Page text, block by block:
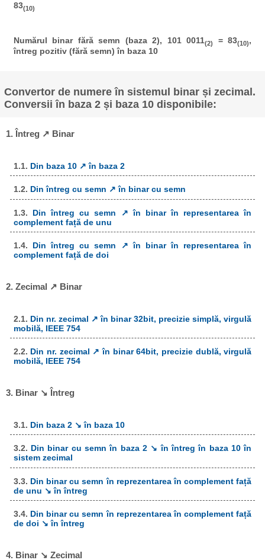
83(10)
Numărul binar fără semn (baza 2), 101 0011(2) = 83(10),
întreg pozitiv (fără semn) în baza 10
Convertor de numere în sistemul binar și zecimal.
Conversii în baza 2 și baza 10 disponibile:
1. Întreg ↗ Binar
1.1. Din baza 10 ↗ în baza 2
1.2. Din întreg cu semn ↗ în binar cu semn
1.3. Din întreg cu semn ↗ în binar în representarea în
complement față de unu
1.4. Din întreg cu semn ↗ în binar în representarea în
complement față de doi
2. Zecimal ↗ Binar
2.1. Din nr. zecimal ↗ în binar 32bit, precizie simplă, virgulă
mobilă, IEEE 754
2.2. Din nr. zecimal ↗ în binar 64bit, precizie dublă, virgulă
mobilă, IEEE 754
3. Binar ↘ Întreg
3.1. Din baza 2 ↘ în baza 10
3.2. Din binar cu semn în baza 2 ↘ în întreg în baza 10 în
sistem zecimal
3.3. Din binar cu semn în reprezentarea în complement față
de unu ↘ în întreg
3.4. Din binar cu semn în reprezentarea în complement față
de doi ↘ în întreg
4. Binar ↘ Zecimal